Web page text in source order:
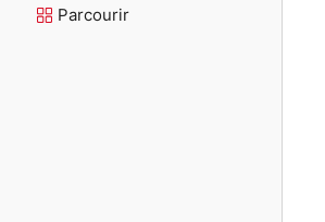
Parcourir